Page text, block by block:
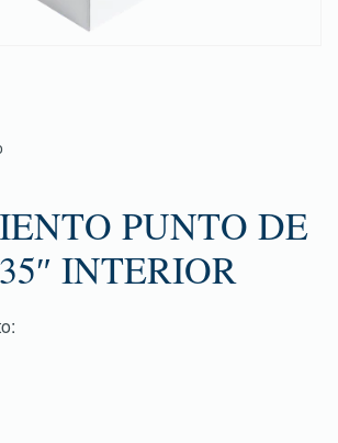
PUNTO DE
INTERIOR